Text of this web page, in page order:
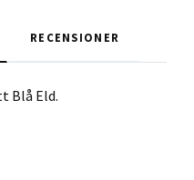
RECENSIONER
Blå Eld.